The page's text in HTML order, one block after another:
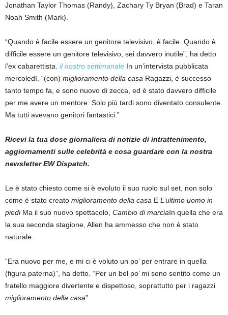
Jonathan Taylor Thomas (Randy), Zachary Ty Bryan (Brad) e Taran
Noah Smith (Mark).
“Quando è facile essere un genitore televisivo, è facile. Quando è
difficile essere un genitore televisivo, sei davvero inutile”, ha detto
l’ex cabarettista. il nostro settimanale In un’intervista pubblicata
mercoledì. “(con) miglioramento della casa Ragazzi, è successo
tanto tempo fa, e sono nuovo di zecca, ed è stato davvero difficile
per me avere un mentore. Solo più tardi sono diventato consulente.
Ma tutti avevano genitori fantastici.”
Ricevi la tua dose giornaliera di notizie di intrattenimento,
aggiornamenti sulle celebrità e cosa guardare con la nostra
newsletter EW Dispatch.
Le è stato chiesto come si è evoluto il suo ruolo sul set, non solo
come è stato creato miglioramento della casa E L’ultimo uomo in
piediMa il suo nuovo spettacolo, Cambio di marciaIn quella che era
la sua seconda stagione, Allen ha ammesso che non è stato
naturale.
“Era nuovo per me, e mi ci è voluto un po’ per entrare in quella
(figura paterna)”, ha detto. “Per un bel po’ mi sono sentito come un
fratello maggiore divertente e dispettoso, soprattutto per i ragazzi
miglioramento della casa”